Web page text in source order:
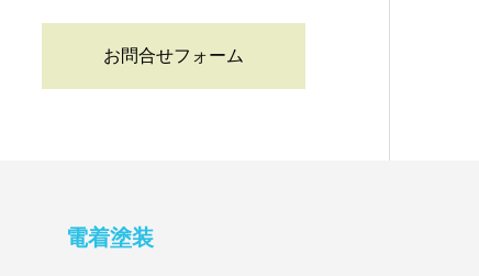
お問合せフォーム
電着塗装